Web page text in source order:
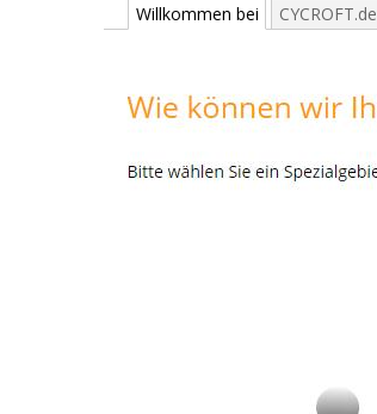
Willkommen bei CYCROFT.de